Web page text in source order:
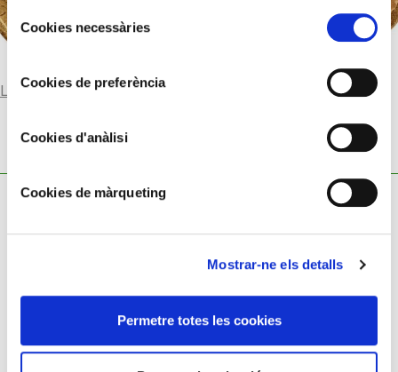
Selecció
deCookies necessàries
Cookies de preferència
Cookies d'anàlisi
Cookies de màrqueting
Mostrar-ne els detalls
Permetre totes les cookies
Llegir-ne més
Política de privacitat
Avís legal